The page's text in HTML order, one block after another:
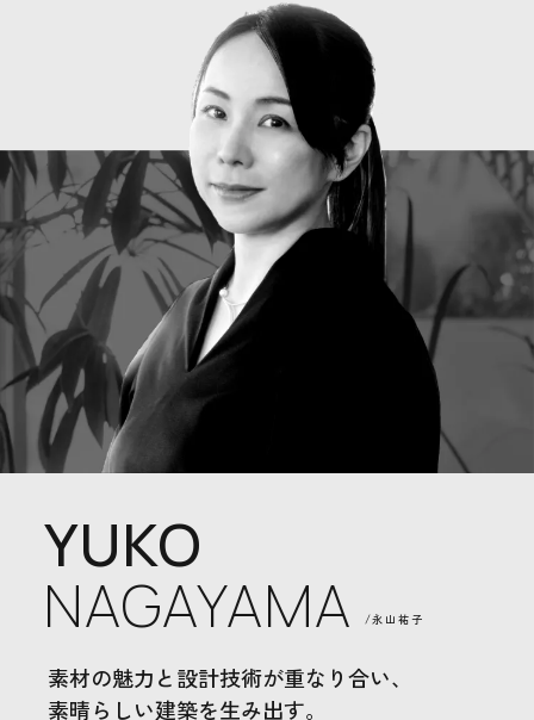
YUKO
NAGAYAMA /永山祐子
素材の魅力と設計技術が重なり合い、
素晴らしい建築を生み出す。